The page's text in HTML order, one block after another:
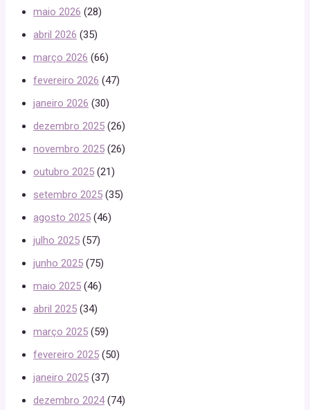
maio 2026 (28)
abril 2026 (35)
março 2026 (66)
fevereiro 2026 (47)
janeiro 2026 (30)
dezembro 2025 (26)
novembro 2025 (26)
outubro 2025 (21)
setembro 2025 (35)
agosto 2025 (46)
julho 2025 (57)
junho 2025 (75)
maio 2025 (46)
abril 2025 (34)
março 2025 (59)
fevereiro 2025 (50)
janeiro 2025 (37)
dezembro 2024(74)